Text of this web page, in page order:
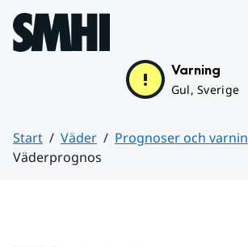
Hoppa till sidans innehåll
Varning
Gul, Sverige
Start Väder
Prognoser och
Väderprognos